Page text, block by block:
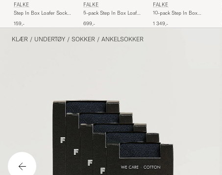
FALKE
Step In Box Loafer Sock
159,-
FALKE
5-pack Step In Box Loafer
699,-
FALKE
10-pack Step In Box
1 349,-
KLÆR / UNDERTØY / SOKKER / ANKELSOKKER